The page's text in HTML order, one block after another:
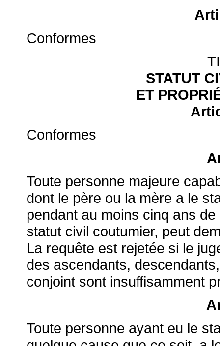
Conformes
STATUT
ET
Conformes
Toute personne majeure
dont le père ou la mère a le
pendant au moins cinq ans
statut civil coutumier, peut
La requête est rejetée si le
des ascendants,
conjoint sont insuffisamment
Toute personne ayant eu le